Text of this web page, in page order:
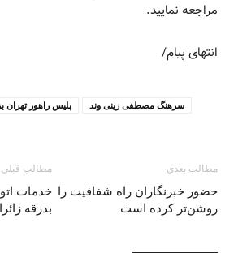
مراجعه نمایید.
انتهای پیام/
پلیس راهور تهران
سرهنگ مصطفی زینی وند
مطالب قبلی
خدمات
بدرقه
مطالب بعدی
حضور خبرنگاران راه شفافیت را
روشن‌تر کرده است